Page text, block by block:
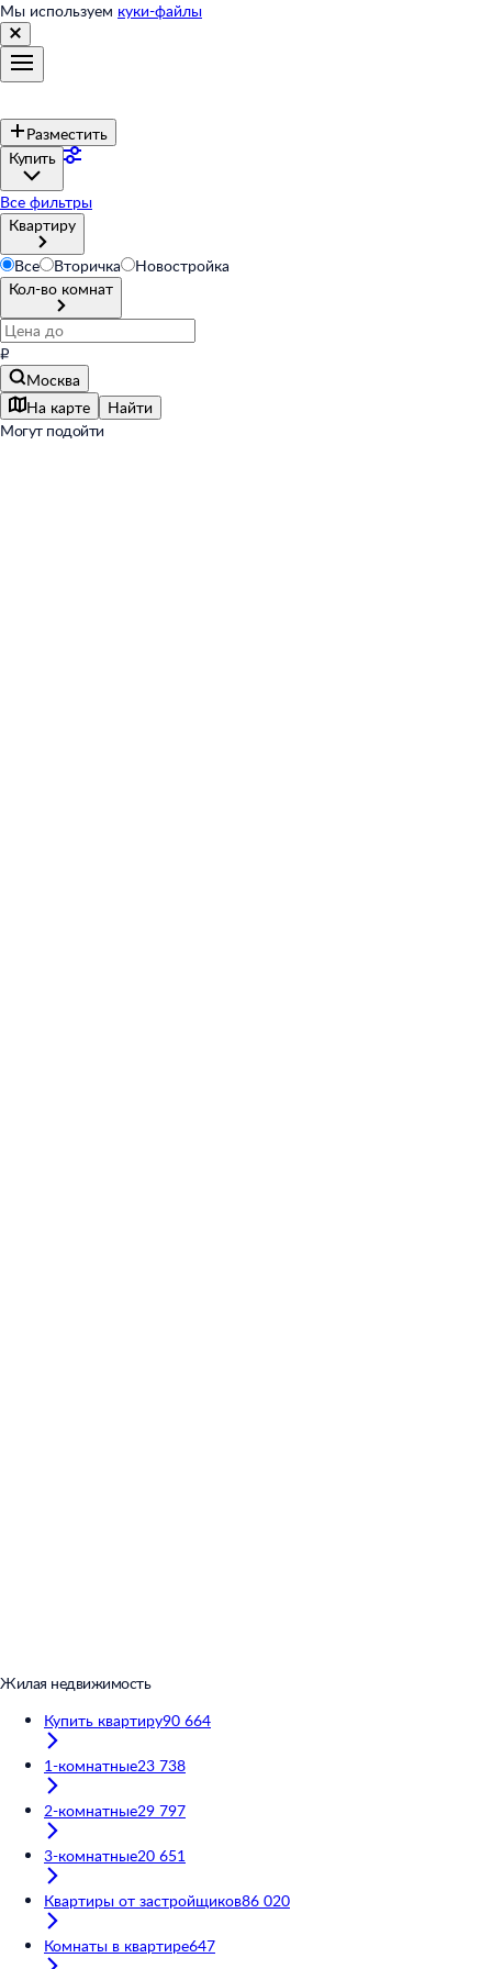
Мы используем куки-файлы
Разместить
Купить
Все фильтры
Квартиру
Все
Вторичка
Новостройка
Кол-во комнат
₽
Москва
На карте
Найти
Могут подойти
Жилая недвижимость
Купить квартиру90 664
1-комнатные23 738
2-комнатные29 797
3-комнатные20 651
Квартиры от застройщиков86 020
Комнаты в квартире647